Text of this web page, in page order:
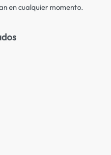
en cualquier momento.